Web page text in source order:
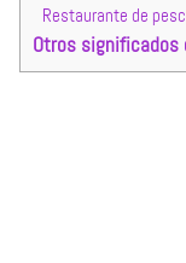
Restaurante de
Otros